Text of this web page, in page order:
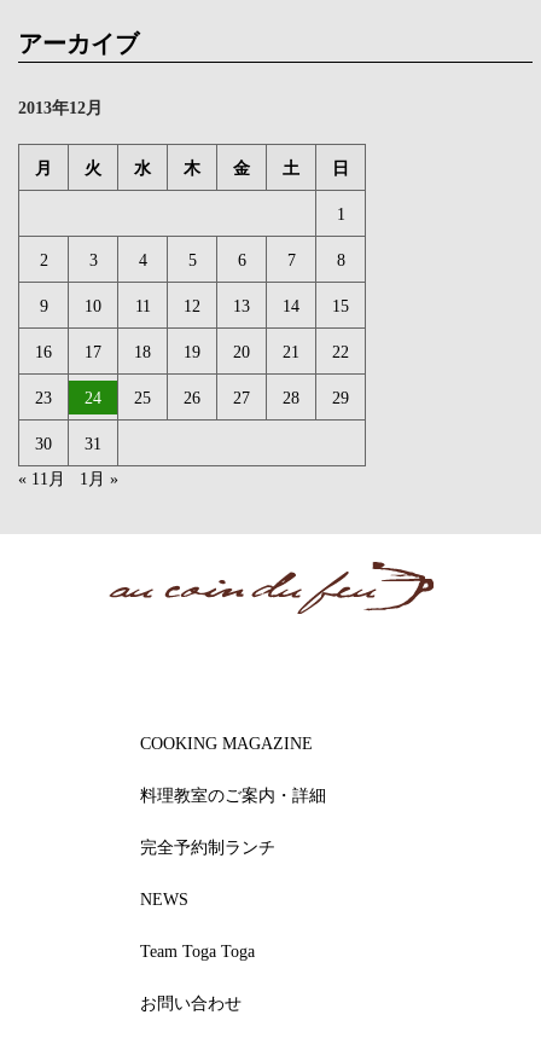
アーカイブ
2013年12月
月 火 水 木 金 土 日
1
2 3 4 5 6 7 8
9 10 11 12 13 14 15
16 17 18 19 20 21 22
23 24 25 26 27 28 29
30
31
« 11月
1月 »
COOKING MAGAZINE
料理教室のご案内・詳細
完全予約制ランチ
NEWS
Team Toga Toga
お問い合わせ